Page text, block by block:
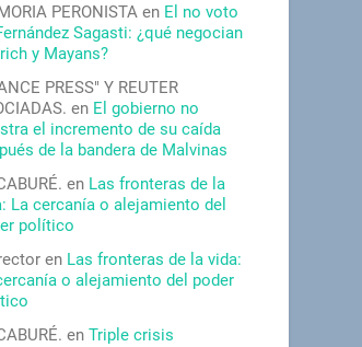
PERONISTA en El no voto
Sagasti: ¿qué negocian
y Mayans?
PRESS" Y REUTER
en El gobierno no
el incremento de su caída
de la bandera de Malvinas
en Las fronteras de la
La cercanía o alejamiento del
político
en Las fronteras de la vida:
o alejamiento del poder
enTriple crisis